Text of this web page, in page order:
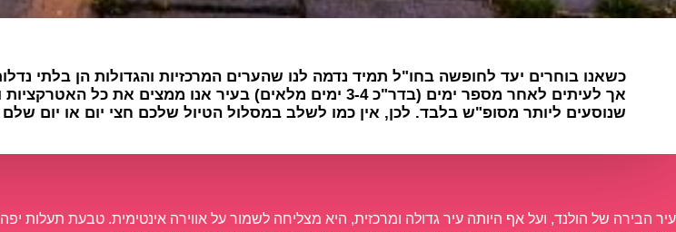
כשאנו בוחרים יעד לחופשה בחו"ל תמיד נדמה לנו שהערים המרכזיות והגדולות הן בלתי
אך לעיתים לאחר מספר ימים (בדר"כ 3-4 ימים מלאים) בעיר אנו ממצים
שנוסעים ליותר מסופ"ש בלבד. לכן, אין כמו לשלב במסלול הטיול שלכם חצי יום או יום
עיר הבירה של הולנד, ועל אף היותה עיר גדולה ומרכזית, היא מצליחה לשמור על אווירה אינטימית. טבעת תעלות